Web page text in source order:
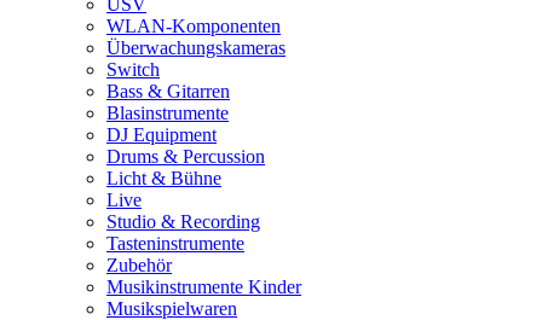
USV
WLAN-Komponenten
Überwachungskameras
Switch
Bass & Gitarren
Blasinstrumente
DJ Equipment
Drums & Percussion
Licht & Bühne
Live
Studio & Recording
Tasteninstrumente
Zubehör
Musikinstrumente Kinder
Musikspielwaren